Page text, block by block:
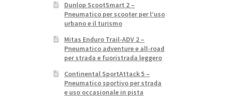
Dunlop ScootSmart 2 –
Pneumatico per scooter per l’uso
urbano e il turismo
Mitas Enduro Trail-ADV 2 –
Pneumatico adventure e all-road
per strada e fuoristrada leggero
Continental SportAttack 5 –
Pneumatico sportivo per strada
e uso occasionale in pista